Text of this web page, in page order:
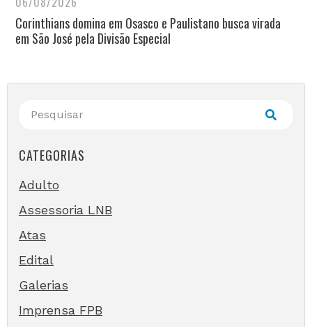
Corinthians domina em Osasco e Paulistano busca virada
em São José pela Divisão Especial
CATEGORIAS
Adulto
Assessoria LNB
Atas
Edital
Galerias
Imprensa FPB